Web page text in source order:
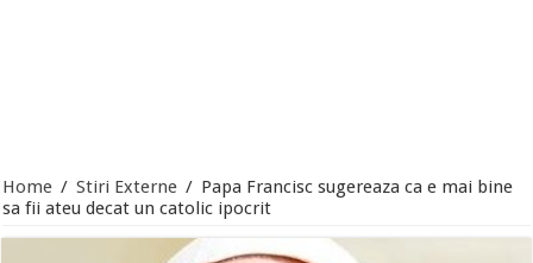
Home / Stiri Externe / Papa Francisc sugereaza ca e mai bine
sa fii ateu decat un catolic ipocrit